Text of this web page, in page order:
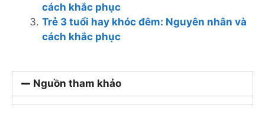
cách khắc phục
Trẻ 3 tuổi hay khóc đêm: Nguyên nhân và
cách khắc phục
Nguồn tham khảo